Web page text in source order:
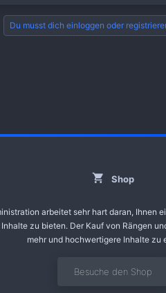
Du musst dich einloggen oder
Shop
arbeitet sehr hart daran, Ihnen
zu bieten. Der Kauf von Rängen
mehr und hochwertigere Inhalte zu
Besuche den Shop